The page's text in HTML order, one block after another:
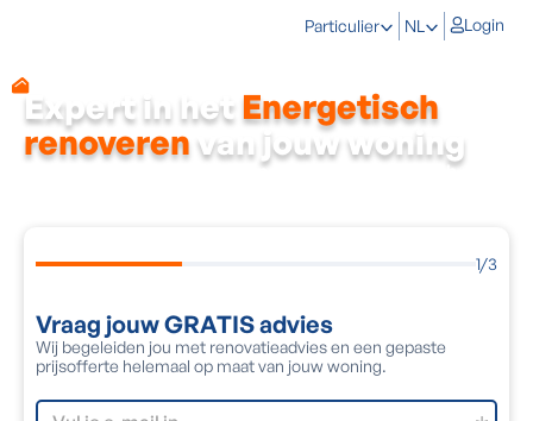
Particulier NL Login
Expert in het Energetisch
renoveren van jouw woning
Energy Protect heeft ervaring met het energetisch
1/3
Vraag jouw GRATIS advies
Wij begeleiden jou met renovatieadvies en een gepaste
prijsofferte helemaal op maat van jouw woning.